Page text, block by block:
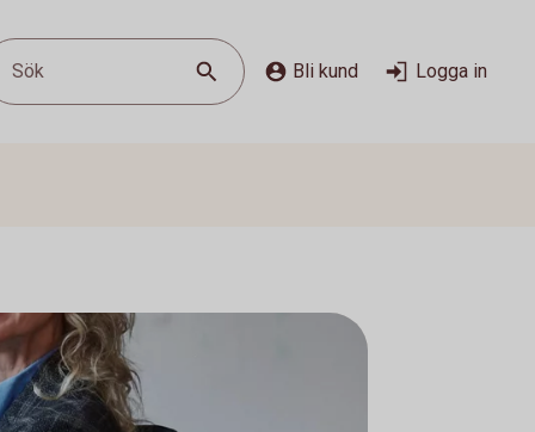
Sök Bli kund Logga in